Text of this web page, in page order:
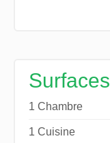
Surfaces
1 Chambre
1 Cuisine